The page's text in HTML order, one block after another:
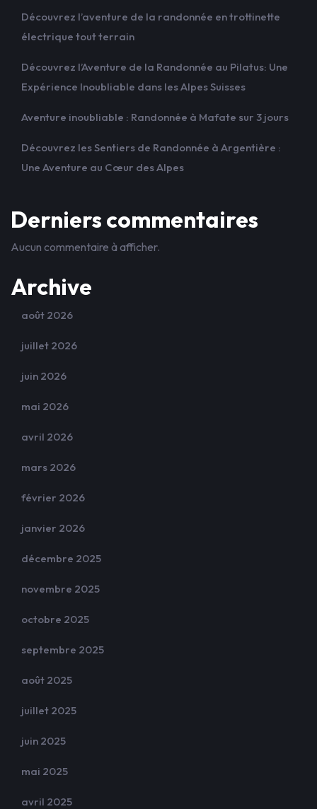
Découvrez l’aventure de la randonnée en trottinette
électrique tout terrain
Découvrez l’Aventure de la Randonnée au Pilatus: Une
Expérience Inoubliable dans les Alpes Suisses
Aventure inoubliable : Randonnée à Mafate sur 3 jours
Découvrez les Sentiers de Randonnée à Argentière :
Une Aventure au Cœur des Alpes
Derniers commentaires
Aucun commentaire à afficher.
Archive
août 2026
juillet 2026
juin 2026
mai 2026
avril 2026
mars 2026
février 2026
janvier 2026
décembre 2025
novembre 2025
octobre 2025
septembre 2025
août 2025
juillet 2025
juin 2025
mai 2025
avril 2025